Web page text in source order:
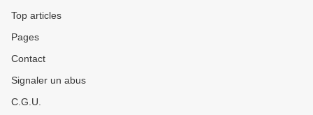
Top articles
Pages
Contact
Signaler un abus
C.G.U.